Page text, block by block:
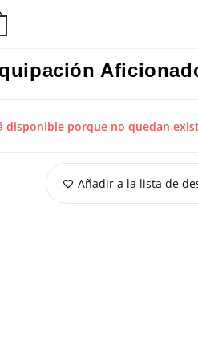
disponible porque no quedan
Añadir a la lista de